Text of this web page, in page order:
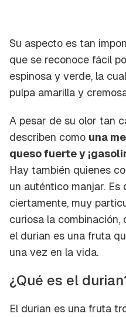
Su aspecto es tan
que se reconoce fácil
espinosa y verde, la
pulpa amarilla y
A pesar de su olor tan
describen como una
queso fuerte y
Hay también quienes
un auténtico manjar. Es
ciertamente, muy
curiosa la
el durian es una fruta
una vez en la vida.
¿Qué es el
El durian es una fruta